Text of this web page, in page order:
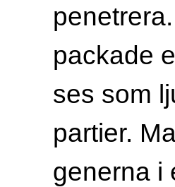
packade
ses som
partier.
generna i